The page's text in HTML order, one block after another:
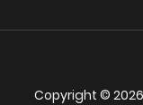
Copyright ©